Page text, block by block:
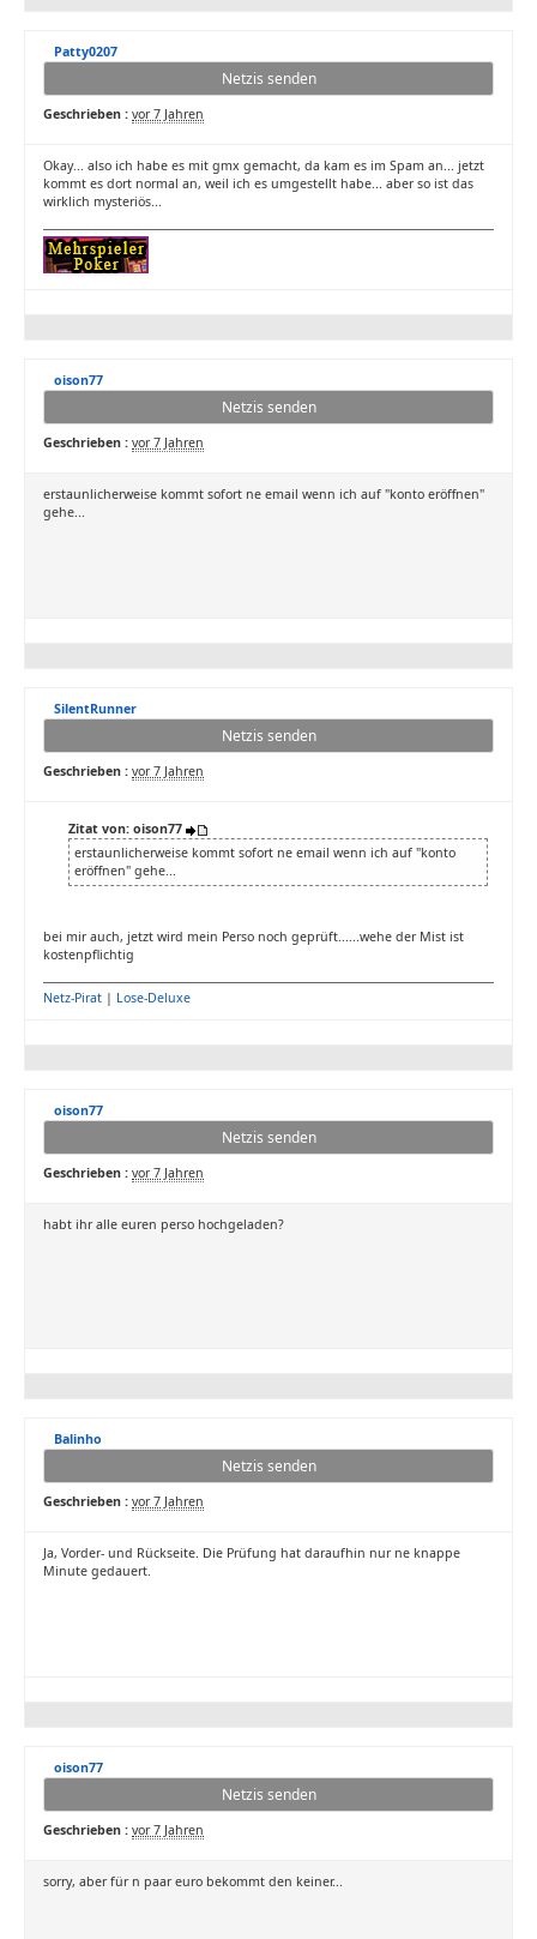
Patty0207
Netzis senden
Geschrieben : vor 7 Jahren
Okay... also ich habe es mit gmx gemacht, da kam es im Spam an... jetzt
kommt es dort normal an, weil ich es umgestellt habe... aber so ist das
wirklich mysteriös...
oison77
Netzis senden
Geschrieben : vor 7 Jahren
erstaunlicherweise kommt sofort ne email wenn ich auf "konto eröffnen"
gehe...
SilentRunner
Netzis senden
Geschrieben : vor 7 Jahren
Zitat von: oison77
erstaunlicherweise kommt sofort ne email wenn ich auf "konto
eröffnen" gehe...
bei mir auch, jetzt wird mein Perso noch geprüft......wehe der Mist ist
kostenpflichtig
Netz-Pirat | Lose-Deluxe
oison77
Netzis senden
Geschrieben : vor 7 Jahren
habt ihr alle euren perso hochgeladen?
Balinho
Netzis senden
Geschrieben : vor 7 Jahren
Ja, Vorder- und Rückseite. Die Prüfung hat daraufhin nur ne knappe
Minute gedauert.
oison77
Netzis senden
Geschrieben : vor 7 Jahren
sorry, aber für n paar euro bekommt den keiner...